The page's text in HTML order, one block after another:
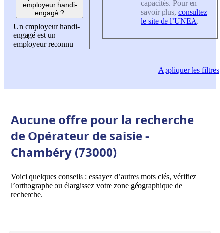
employeur handi-
engagé ?
Un employeur handi-
engagé est un
employeur reconnu
capacités. Pour en
savoir plus, consultez
le site de l’UNEA.
Appliquerles filtres
Aucune offre pour la recherche
de Opérateur de saisie -
Chambéry (73000)
Voici quelques conseils : essayez d’autres mots clés, vérifiez
l’orthographe ou élargissez votre zone géographique de
recherche.